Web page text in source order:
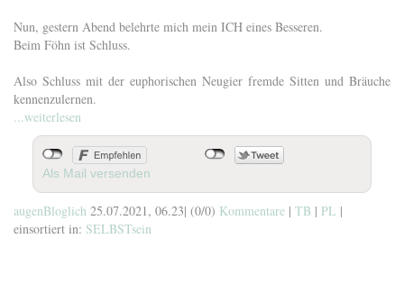
Nun, gestern Abend belehrte mich mein ICH eines Besseren.
Beim Föhn ist Schluss.
Also Schluss mit der euphorischen Neugier fremde Sitten und Bräuche
kennenzulernen.
...weiterlesen
Als Mail versenden
augenBloglich 25.07.2021, 06.23| (0/0) Kommentare | TB | PL |
einsortiert in: SELBSTsein